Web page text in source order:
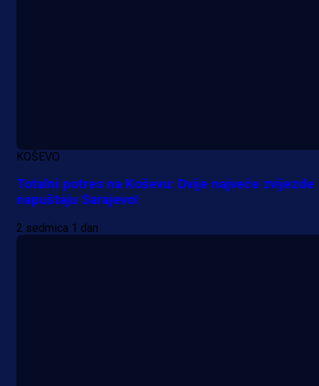
KOŠEVO
Totalni potres na Koševu: Dvije najveće zvijezde
napuštaju Sarajevo!
2 sedmica 1 dan